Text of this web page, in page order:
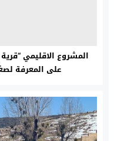
المشروع الاقليمي
على المعرفة